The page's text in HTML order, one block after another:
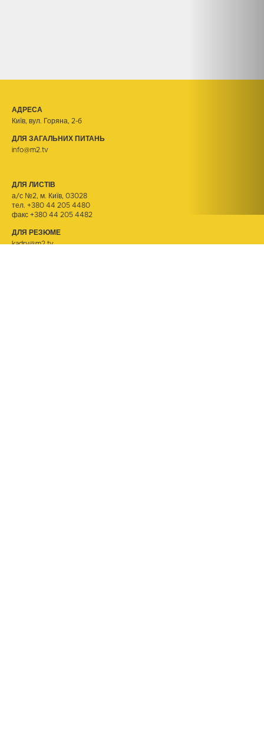
АДРЕСА
Київ, вул. Горяна, 2-б
ДЛЯ ЗАГАЛЬНИХ ПИТАНЬ
info@m2.tv
ДЛЯ ЛИСТІВ
а/с №2, м. Київ, 03028
тел. +380 44 205 4480
факс +380 44 205 4482
ДЛЯ РЕЗЮМЕ
kadry@m2.tv